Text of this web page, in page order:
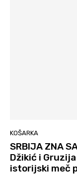
KOŠARKA
SRBIJA ZNA
Džikić i
istorijski meč